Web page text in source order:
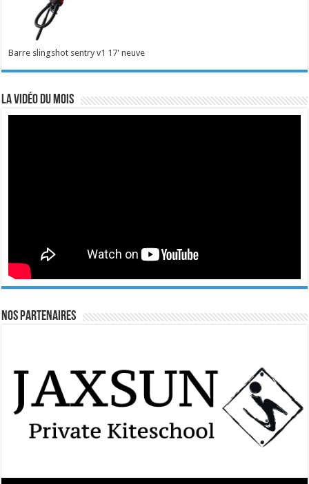
Barre slingshot sentry v1 17' neuve
La vidéo du mois
Nos Partenaires